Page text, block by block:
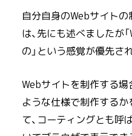
自分自身のWebサイト
は、先にも述べましたが
の」という感覚が優先さ
Webサイトを制作する場
ような仕様で制作するか
て、コーティングとも呼